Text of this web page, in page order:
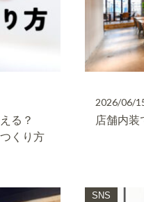
る？
くり方
2026/06/
店舗内装
SNS